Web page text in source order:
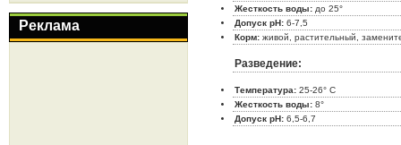
Жесткость воды: до 25°
Допуск pH: 6-7,5
Корм: живой, растительный,
Разведение:
Температура: 25-26° C
Жесткость воды: 8°
Допуск pH: 6,5-6,7
Реклама